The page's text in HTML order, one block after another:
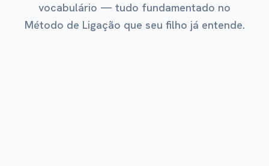
vocabulário — tudo fundamentado no
Método de Ligação que seu filho já entende.